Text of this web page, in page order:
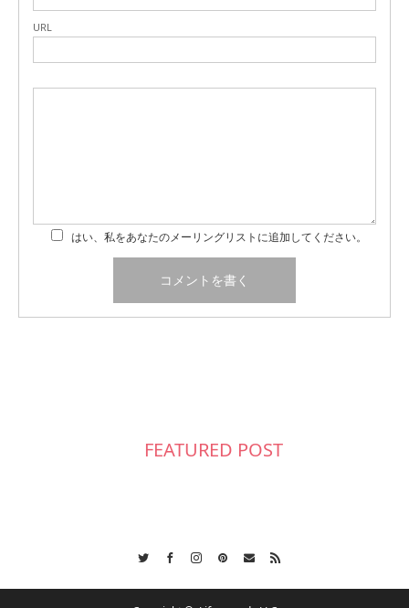
URL
はい、私をあなたのメーリングリストに追加してください。
FEATURED POST